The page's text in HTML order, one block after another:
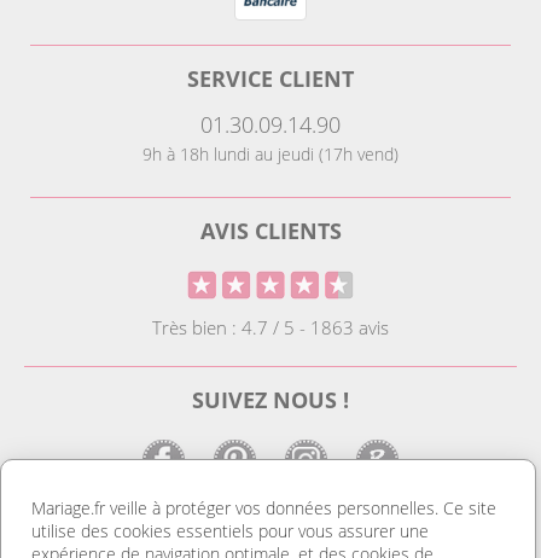
SERVICE CLIENT
01.30.09.14.90
9h à 18h lundi au jeudi (17h vend)
AVIS CLIENTS
Très bien : 4.7 / 5 - 1863 avis
SUIVEZ NOUS !
LE SITE DE LA DECO MARIAGE
Mariage.fr veille à protéger vos données personnelles. Ce site
utilise des cookies essentiels pour vous assurer une